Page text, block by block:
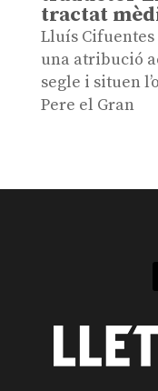
tractat
Lluís
una atribució
segle i situen
Pere el Gran